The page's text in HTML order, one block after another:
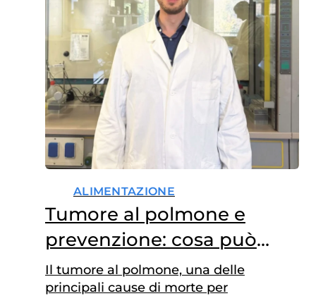
ALIMENTAZIONE
Tumore al polmone e
prevenzione: cosa può
insegnarci la dieta
Il tumore al polmone, una delle
principali cause di morte per